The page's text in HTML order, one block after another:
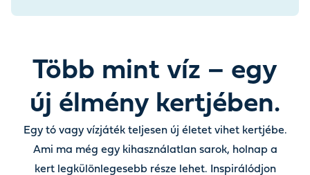
Több mint víz – egy
új élmény kertjében.
Egy tó vagy vízjáték teljesen új életet vihet kertjébe.
Ami ma még egy kihasználatlan sarok, holnap a
kert legkülönlegesebb része lehet. Inspirálódjon